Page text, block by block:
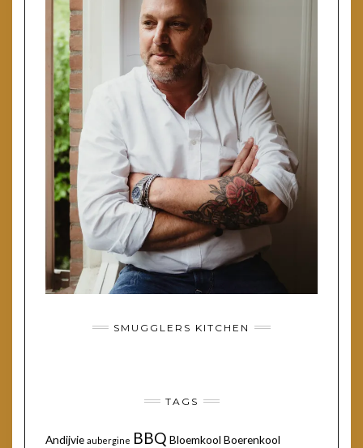
SMUGGLERS KITCHEN
TAGS
Andijvie aubergine BBQ Bloemkool Boerenkool